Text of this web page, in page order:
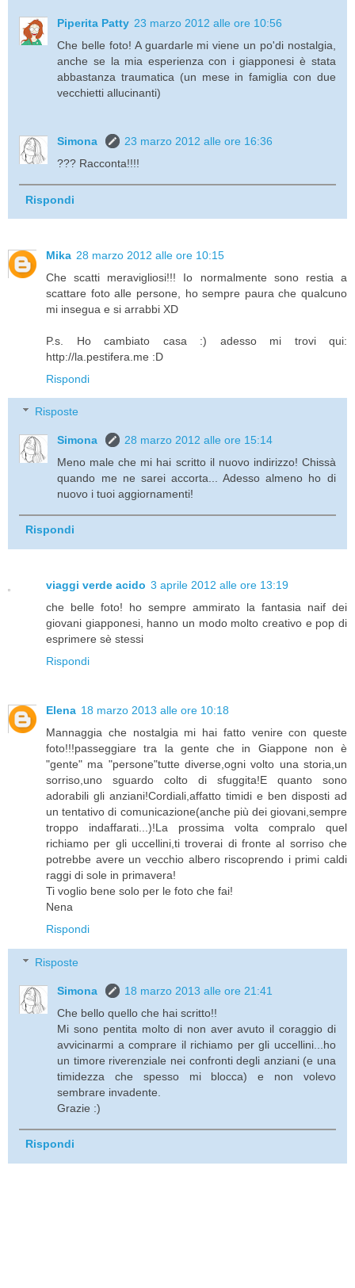
Piperita Patty 23 marzo 2012 alle ore 10:56
Che belle foto! A guardarle mi viene un po'di nostalgia,
anche se la mia esperienza con i giapponesi è stata
abbastanza traumatica (un mese in famiglia con due
vecchietti allucinanti)
Simona
23 marzo 2012 alle ore 16:36
??? Racconta!!!!
Rispondi
Mika 28 marzo 2012 alle ore 10:15
Che scatti meravigliosi!!! Io normalmente sono restia a
scattare foto alle persone, ho sempre paura che qualcuno
mi insegua e si arrabbi XD
P.s. Ho cambiato casa :) adesso mi trovi qui:
http://la.pestifera.me :D
Rispondi
Risposte
Simona
28 marzo 2012 alle ore 15:14
Meno male che mi hai scritto il nuovo indirizzo! Chissà
quando me ne sarei accorta... Adesso almeno ho di
nuovo i tuoi aggiornamenti!
Rispondi
viaggi verde acido 3 aprile 2012 alle ore 13:19
che belle foto! ho sempre ammirato la fantasia naif dei
giovani giapponesi, hanno un modo molto creativo e pop di
esprimere sè stessi
Rispondi
Elena 18 marzo 2013 alle ore 10:18
Mannaggia che nostalgia mi hai fatto venire con queste
foto!!!passeggiare tra la gente che in Giappone non è
"gente" ma "persone"tutte diverse,ogni volto una storia,un
sorriso,uno sguardo colto di sfuggita!E quanto sono
adorabili gli anziani!Cordiali,affatto timidi e ben disposti ad
un tentativo di comunicazione(anche più dei giovani,sempre
troppo indaffarati...)!La prossima volta compralo quel
richiamo per gli uccellini,ti troverai di fronte al sorriso che
potrebbe avere un vecchio albero riscoprendo i primi caldi
raggi di sole in primavera!
Ti voglio bene solo per le foto che fai!
Nena
Rispondi
Risposte
Simona
18 marzo 2013 alle ore 21:41
Che bello quello che hai scritto!!
Mi sono pentita molto di non aver avuto il coraggio di
avvicinarmi a comprare il richiamo per gli uccellini...ho
un timore riverenziale nei confronti degli anziani (e una
timidezza che spesso mi blocca) e non volevo
sembrare invadente.
Grazie :)
Rispondi